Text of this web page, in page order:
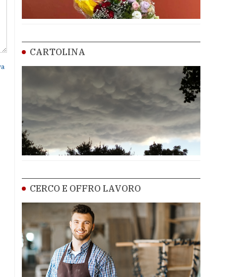
CARTOLINA
CERCO E OFFRO LAVORO